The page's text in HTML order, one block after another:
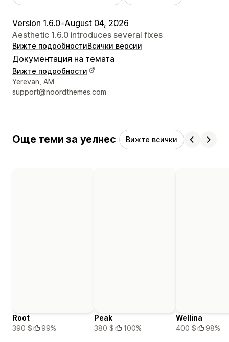
Version 1.6.0•August 04, 2026
Aesthetic 1.6.0 introduces several fixes
Вижте подробностиВсички версии
Документация на темата
Вижте подробности
Данни за връзка с дизайнера
Yerevan, AM
support@noordthemes.com
Още теми за уелнес Вижте всички
Root
390 $
99%
Peak
380 $
100%
Wellina
400 $
98%